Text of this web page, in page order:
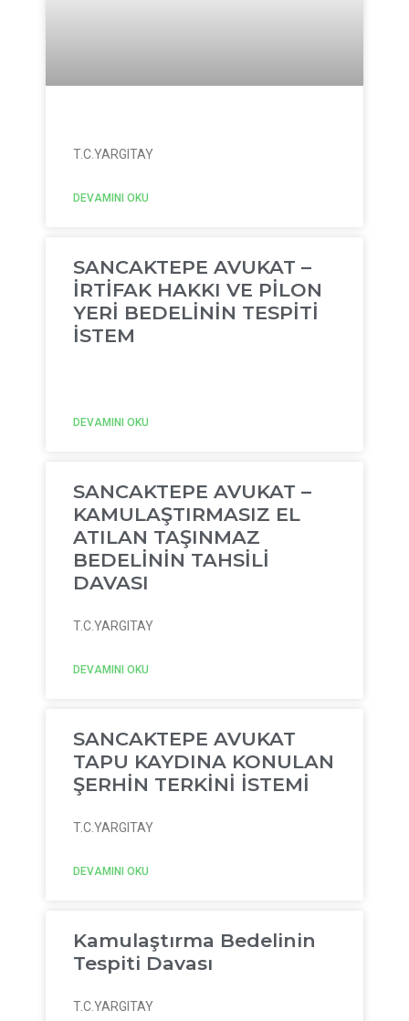
T.C.YARGITAY
DEVAMINI OKU
SANCAKTEPE AVUKAT –
İRTİFAK HAKKI VE PİLON
YERİ BEDELİNİN TESPİTİ
İSTEM
DEVAMINI OKU
SANCAKTEPE AVUKAT –
KAMULAŞTIRMASIZ EL
ATILAN TAŞINMAZ
BEDELİNİN TAHSİLİ
DAVASI
T.C.YARGITAY
DEVAMINI OKU
SANCAKTEPE AVUKAT
TAPU KAYDINA KONULAN
ŞERHİN TERKİNİ İSTEMİ
T.C.YARGITAY
DEVAMINI OKU
Kamulaştırma Bedelinin
Tespiti Davası
T.C.YARGITAY